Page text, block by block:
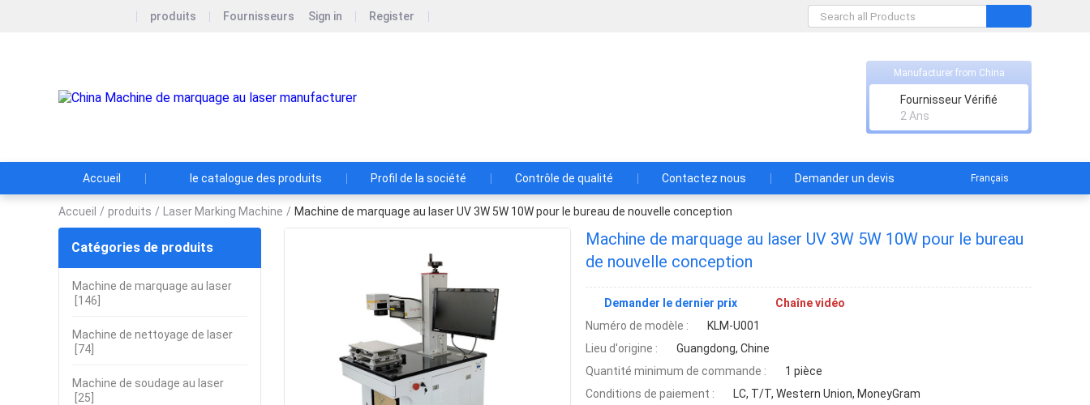
produits Fournisseurs Sign in Register
Manufacturer from China
Fournisseur Vérifié
2 Ans
Accueil le catalogue des produits Profil de la société Contrôle de qualité Contactez nous Demander un devis Français
Accueil / produits / Laser Marking Machine / Machine de marquage au laser UV 3W 5W 10W pour le bureau de nouvelle conception
Catégories de produits
Machine de marquage au laser
[146]
Machine de nettoyage de laser
[74]
Machine de soudage au laser
[25]
Machine de marquage au laser UV 3W 5W 10W pour le bureau
de nouvelle conception
Demander le dernier prix
Chaîne vidéo
Numéro de modèle :
KLM-U001
Lieu d'origine :
Guangdong, Chine
Quantité minimum de commande :
1 pièce
Conditions de paiement :
LC, T/T, Western Union, MoneyGram